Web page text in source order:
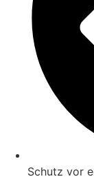
Schutz vor